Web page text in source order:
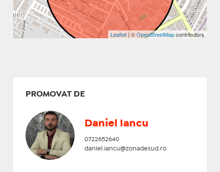
Leaflet | ©OpenStreetMapcontributors
PROMOVAT DE
Daniel Iancu
0722652640
daniel.iancu@zonadesud.ro